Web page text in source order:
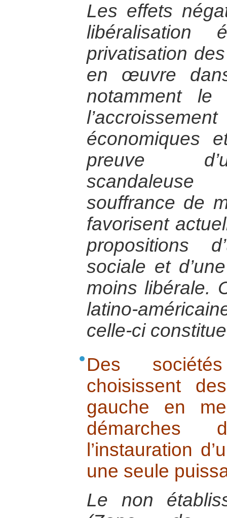
Les effets
libéralisation
privatisation
en œuvre
notamment le
économiques
preuve
souffrance de
favorisent
propositions
sociale et
moins libérale.
latino-
celle-ci
Des sociétés
choisissent
gauche en
démarches
l’instauration
une seule
Le non